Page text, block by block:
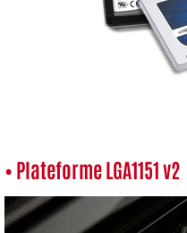
• Plateforme LGA1151 v2